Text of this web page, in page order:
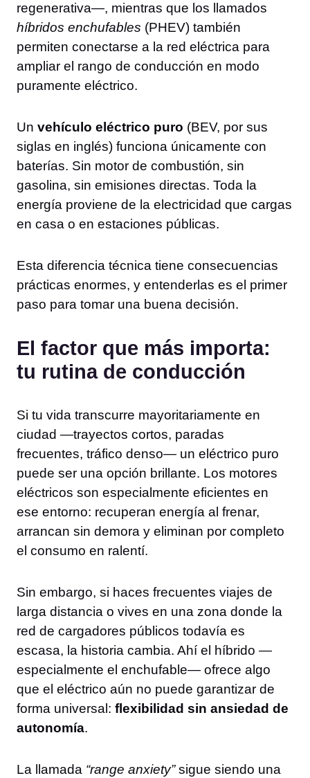
regenerativa—, mientras que los llamados
híbridos enchufables (PHEV) también
permiten conectarse a la red eléctrica para
ampliar el rango de conducción en modo
puramente eléctrico.
Un vehículo eléctrico puro (BEV, por sus
siglas en inglés) funciona únicamente con
baterías. Sin motor de combustión, sin
gasolina, sin emisiones directas. Toda la
energía proviene de la electricidad que cargas
en casa o en estaciones públicas.
Esta diferencia técnica tiene consecuencias
prácticas enormes, y entenderlas es el primer
paso para tomar una buena decisión.
El factor que más importa:
tu rutina de conducción
Si tu vida transcurre mayoritariamente en
ciudad —trayectos cortos, paradas
frecuentes, tráfico denso— un eléctrico puro
puede ser una opción brillante. Los motores
eléctricos son especialmente eficientes en
ese entorno: recuperan energía al frenar,
arrancan sin demora y eliminan por completo
el consumo en ralentí.
Sin embargo, si haces frecuentes viajes de
larga distancia o vives en una zona donde la
red de cargadores públicos todavía es
escasa, la historia cambia. Ahí el híbrido —
especialmente el enchufable— ofrece algo
que el eléctrico aún no puede garantizar de
forma universal: flexibilidad sin ansiedad de
autonomía.
La llamada “range anxiety”sigue siendo una